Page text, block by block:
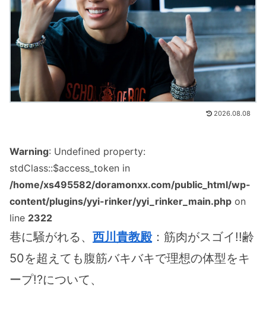
2026.08.08
Warning: Undefined property:
stdClass::$access_token in
/home/xs495582/doramonxx.com/public_html/wp-
content/plugins/yyi-rinker/yyi_rinker_main.php on
line 2322
巷に騒がれる、 西川貴教殿：筋肉がスゴイ!!齢
50を超えても腹筋バキバキで理想の体型をキ
ープ!?について、